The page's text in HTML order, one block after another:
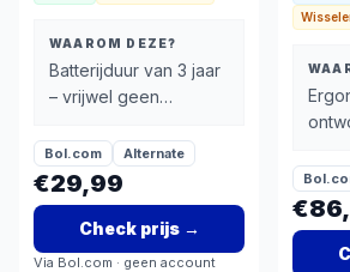
WAAROM DEZE?
Batterijduur van 3 jaar
– vrijwel geen
Bol.com Alternate
€29,99
Check prijs→
Via Bol.com · geen account